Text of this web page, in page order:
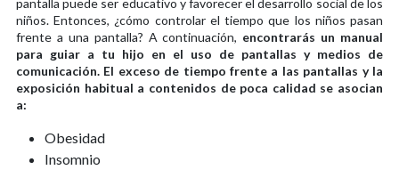
niños. Entonces, ¿cómo controlar el tiempo que los niños pasan
frente a una pantalla? A continuación, encontrarás un manual
para guiar a tu hijo en el uso de pantallas y medios de
comunicación. El exceso de tiempo frente a las pantallas y la
exposición habitual a contenidos de poca calidad se asocian
a:
Obesidad
Insomnio